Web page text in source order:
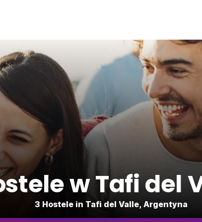
w Tafi del
3 Hostele in Tafi del Valle, Argentyna